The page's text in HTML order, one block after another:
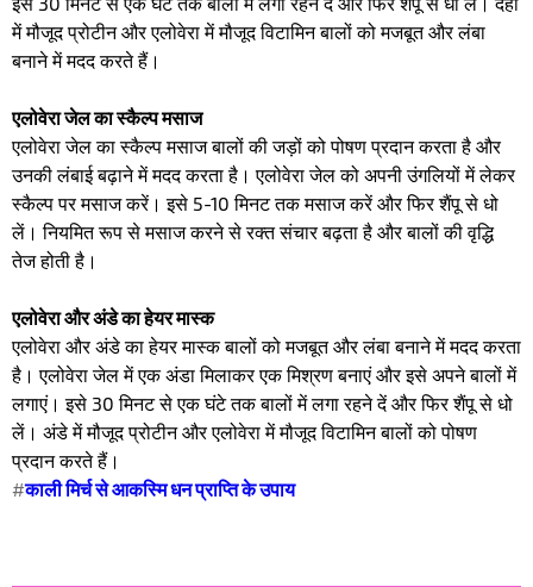
में मौजूद प्रोटीन और एलोवेरा में मौजूद विटामिन बालों को मजबूत और लंबा
बनाने में मदद करते हैं।
एलोवेरा जेल का स्कैल्प मसाज
एलोवेरा जेल का स्कैल्प मसाज बालों की जड़ों को पोषण प्रदान करता है और
उनकी लंबाई बढ़ाने में मदद करता है। एलोवेरा जेल को अपनी उंगलियों में लेकर
स्कैल्प पर मसाज करें। इसे 5-10 मिनट तक मसाज करें और फिर शैंपू से धो
लें। नियमित रूप से मसाज करने से रक्त संचार बढ़ता है और बालों की वृद्धि
तेज होती है।
एलोवेरा और अंडे का हेयर मास्क
एलोवेरा और अंडे का हेयर मास्क बालों को मजबूत और लंबा बनाने में मदद करता
है। एलोवेरा जेल में एक अंडा मिलाकर एक मिश्रण बनाएं और इसे अपने बालों में
लगाएं। इसे 30 मिनट से एक घंटे तक बालों में लगा रहने दें और फिर शैंपू से धो
लें। अंडे में मौजूद प्रोटीन और एलोवेरा में मौजूद विटामिन बालों को पोषण
प्रदान करते हैं।
#काली मिर्च से आकस्मि धन प्राप्ति के उपाय